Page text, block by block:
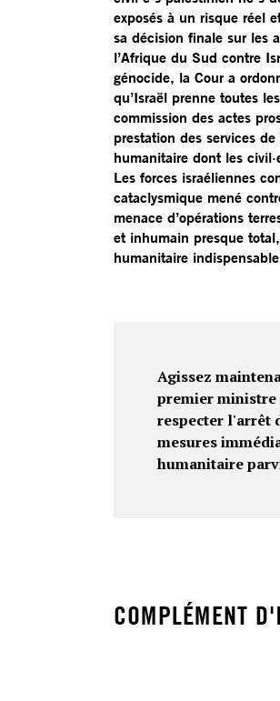
exposés à un risque réel
sa décision finale sur les
l’Afrique du Sud contre
génocide, la Cour a
qu’Israël prenne toutes
commission des actes
prestation des services
humanitaire dont les
Les forces israéliennes
cataclysmique mené
menace d’opérations
et inhumain presque
humanitaire
Agissez
premier
respecter l'arrêt
mesures
humanitaire
COMPLÉMENT